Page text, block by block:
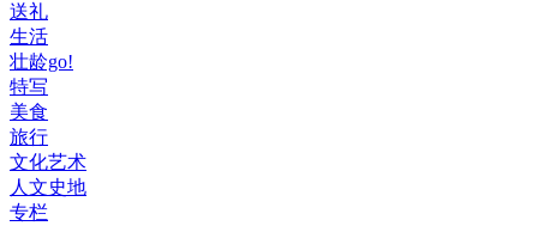
送礼
生活
壮龄go!
特写
美食
旅行
文化艺术
人文史地
专栏